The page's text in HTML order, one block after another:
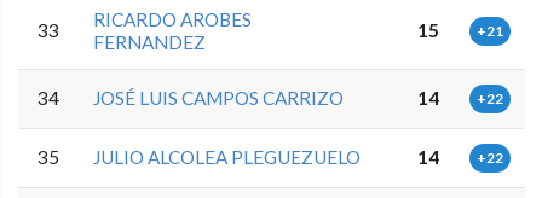
33
RICARDO AROBES
FERNANDEZ
15 +21
34 JOSÉ LUIS CAMPOS CARRIZO 14 +22
35 JULIO ALCOLEA PLEGUEZUELO 14 +22